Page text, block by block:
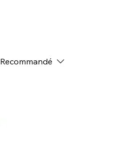
Recommandé